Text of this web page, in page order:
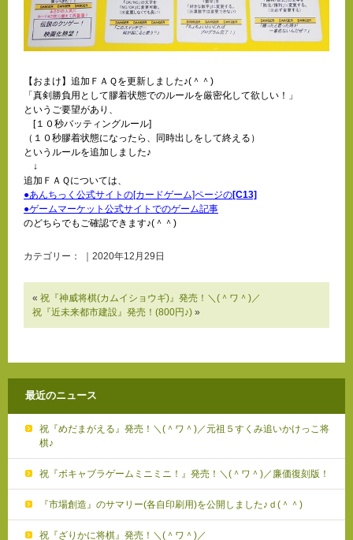
【おまけ】追加ＦＡＱを更新しました♪(＾＾)
「真剣勝負用として膠着状態でのルールを厳密化して欲しい！」
というご要望があり、
[１０秒バッティングルール]
（１０秒膠着状態になったら、同時出しをして終える）
というルールを追加しました♪
↓
追加ＦＡＱについては、
●あんちっく公式サイトの[カードゲーム]ページの[C13]
●ゲームマーケット公式サイトでのゲーム記事
のどちらでもご確認できます♪(＾＾)
カテゴリー： ｜2020年12月29日
« 祝『神威将棋(カムイショウギ)』発売！＼(＾ワ＾)／
祝『近未来都市建設』発売！(800円♪) »
最近のニュース
祝『めだまがえる』発売！＼(＾ワ＾)／元祖５すくみ追いかけっこ将
棋♪
祝『ボキャブラゲームミニミニ！』発売！＼(＾ワ＾)／廉価復刻版！
『市場創造』のサマリー(各自印刷用)を公開しました♪ｄ(＾＾)
祝『ざりかに将棋』発売！＼(＾ワ＾)／